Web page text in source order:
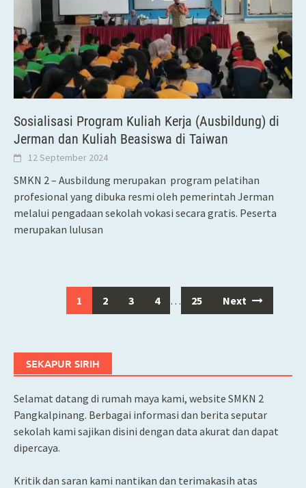
Sosialisasi Program Kuliah Kerja (Ausbildung) di
Jerman dan Kuliah Beasiswa di Taiwan
12 September 2024
SMKN 2 – Ausbildung merupakan program pelatihan
profesional yang dibuka resmi oleh pemerintah Jerman
melalui pengadaan sekolah vokasi secara gratis. Peserta
merupakan lulusan
1 2 3 4 … 25 Next
SEKAPUR SIRIH
Selamat datang di rumah maya kami, website SMKN 2
Pangkalpinang. Berbagai informasi dan berita seputar
sekolah kami sajikan disini dengan data akurat dan dapat
dipercaya.
Kritik dan saran kami nantikan dan terimakasih atas